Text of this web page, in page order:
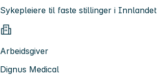
Sykepleiere til faste stillinger i Innlandet
Arbeidsgiver
Dignus Medical